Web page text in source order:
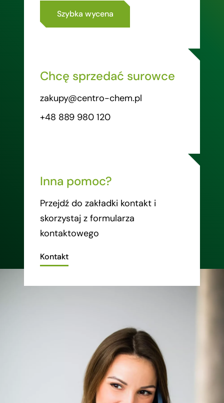
Szybka wycena
Chcę sprzedać surowce
zakupy@centro-chem.pl
+48 889 980 120
Inna pomoc?
Przejdź do zakładki kontakt i
skorzystaj z formularza
kontaktowego
Kontakt